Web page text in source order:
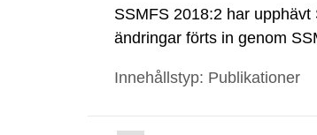
SSMFS 2018:2 har
ändringar förts in genom
Innehållstyp: Publikationer